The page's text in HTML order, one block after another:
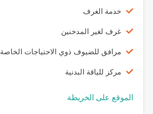
خدمة الغرف
غرف لغير المدخنين
مرافق للضيوف ذوي الاحتياجات الخاصة
مركز للياقة البدنية
الموقع على الخريطة